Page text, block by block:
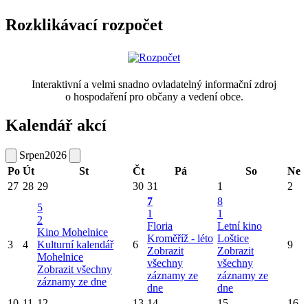
Rozklikávací rozpočet
Interaktivní a velmi snadno ovladatelný informační zdroj
o hospodaření pro občany a vedení obce.
Kalendář akcí
Srpen2026
Po Út St Čt Pá So
Ne
27 28 29 30 31 1 2
3 4
5
2
Kino Mohelnice
Kulturní kalendář
Mohelnice
Zobrazit všechny
záznamy ze dne
6
7
1
Floria
Kroměříž - léto
Zobrazit
všechny
záznamy ze
dne
8
1
Letní kino
Loštice
Zobrazit
všechny
záznamy ze
dne
9